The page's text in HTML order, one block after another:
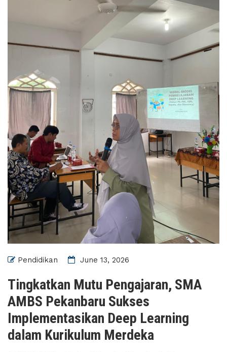
Pendidikan June 13, 2026
Tingkatkan Mutu Pengajaran, SMA
AMBS Pekanbaru Sukses
Implementasikan Deep Learning
dalam Kurikulum Merdeka